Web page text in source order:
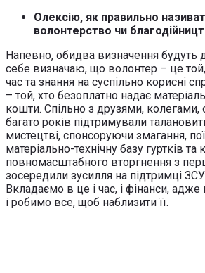
Олексію, як правильно
волонтерство чи
Напевно, обидва визначення будуть
себе визначаю, що волонтер – це
час та знання на суспільно корисні
– той, хто безоплатно надає
кошти. Спільно з друзями,
багато років підтримували
мистецтві, спонсоруючи змагання,
матеріально-технічну базу гуртків та
повномасштабного вторгнення з
зосередили зусилля на підтримці
Вкладаємо в це і час, і фінанси,
і робимо все, щоб наблизити її.